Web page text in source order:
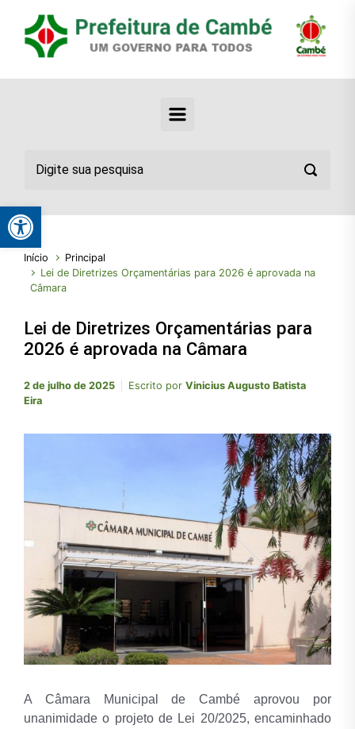
Início
Principal
Lei de Diretrizes Orçamentárias para 2026 é aprovada na
Câmara
Lei de Diretrizes Orçamentárias para
2026 é aprovada na Câmara
2 de julho de 2025 Escrito por Vinicius Augusto Batista
Eira
A Câmara Municipal de Cambé aprovou por
unanimidade o projeto de Lei 20/2025, encaminhado
Abrir a barra de ferramentas